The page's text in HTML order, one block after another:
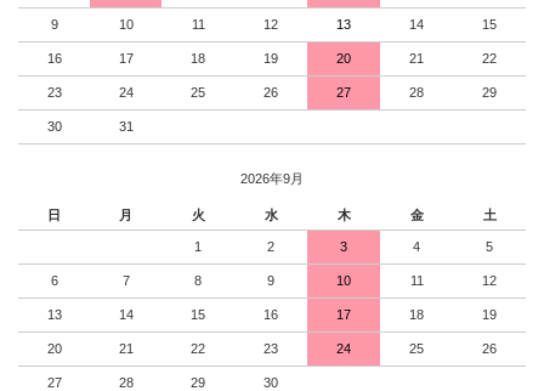
9 10 11 12 13 14 15
16 17 18 19 20 21 22
23 24 25 26 27 28 29
30 31
2026年9月
日 月 火 水 木 金 土
1 2 3 4 5
6 7 8 9 10 11 12
13 14 15 16 17 18 19
20 21 22 23 24 25 26
27 28 29 30